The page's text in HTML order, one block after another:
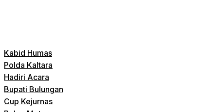
Kabid Humas
Polda Kaltara
Hadiri Acara
Bupati Bulungan
Cup Kejurnas